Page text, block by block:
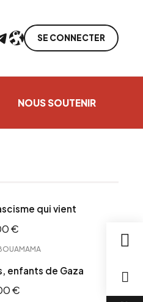
Lien SE CONNECTER
NOUS SOUTENIR
qui vient
€
enfants de Gaza
€